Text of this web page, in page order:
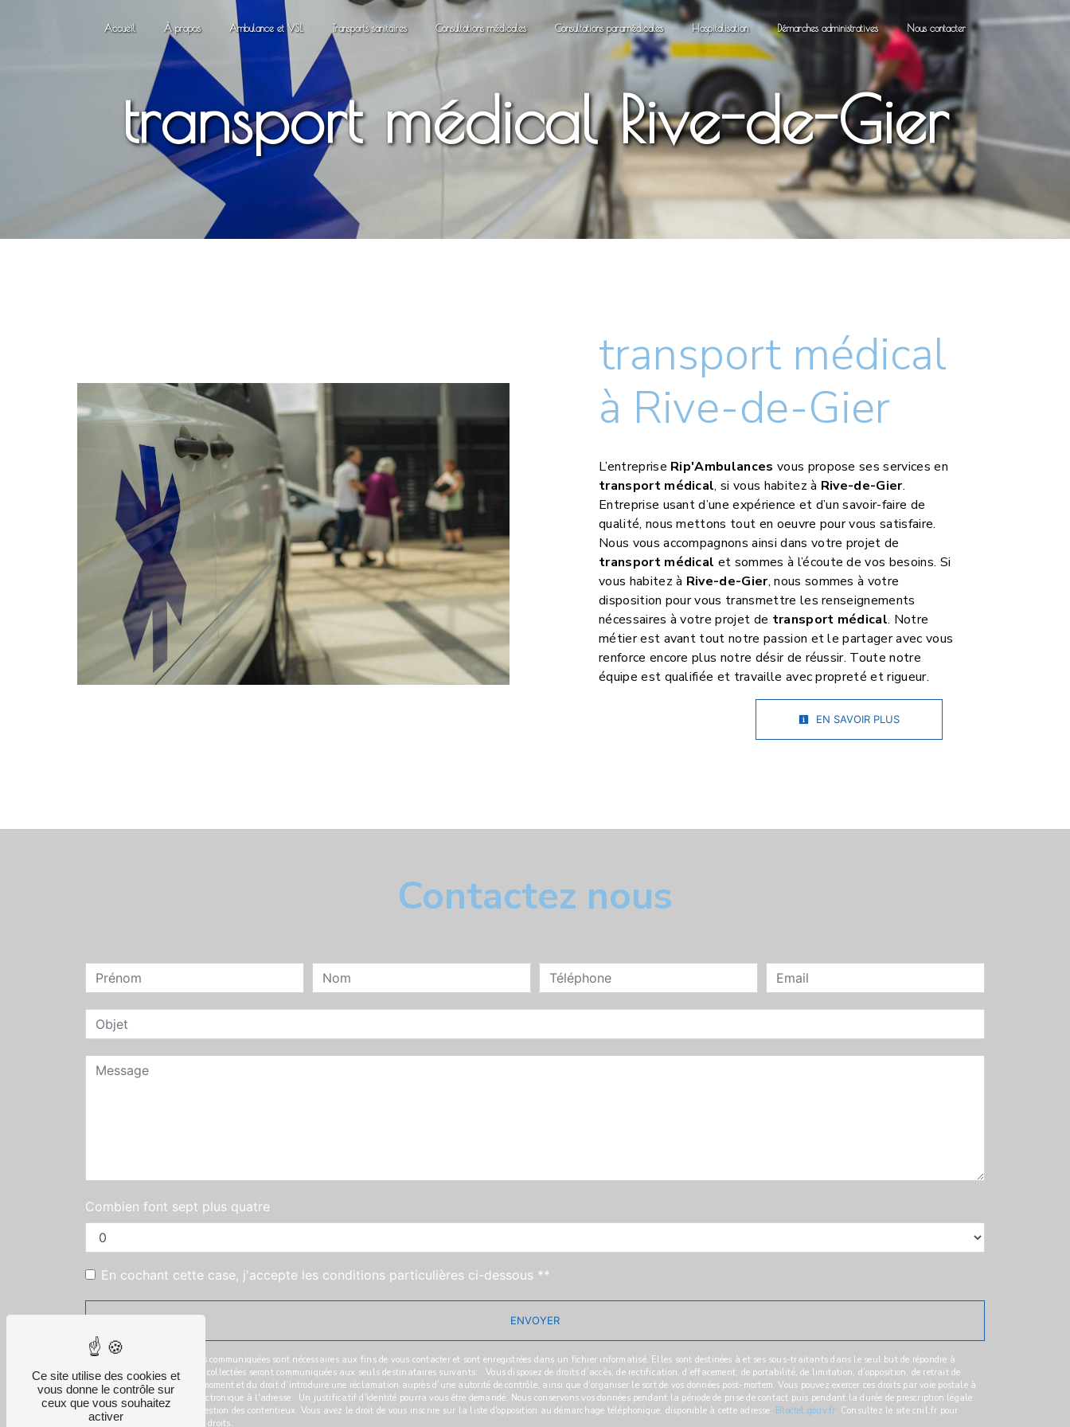
Accueil À propos Ambulance et VSL Transports sanitaires Consultations médicales Consultations paramédicales Hospitalisation Démarches administratives Nous contacter
transport médical Rive-de-Gier
transport médical
à Rive-de-Gier
L’entreprise Rip'Ambulances vous propose ses services en
transport médical, si vous habitez à Rive-de-Gier.
Entreprise usant d’une expérience et d’un savoir-faire de
qualité, nous mettons tout en oeuvre pour vous satisfaire.
Nous vous accompagnons ainsi dans votre projet de
transport médical et sommes à l’écoute de vos besoins. Si
vous habitez à Rive-de-Gier, nous sommes à votre
disposition pour vous transmettre les renseignements
nécessaires à votre projet de transport médical. Notre
métier est avant tout notre passion et le partager avec vous
renforce encore plus notre désir de réussir. Toute notre
équipe est qualifiée et travaille avec propreté et rigueur.
EN SAVOIR PLUS
Contactez nous
Combien font sept plus quatre
En cochant cette case, j'accepte les conditions particulières ci-dessous **
ENVOYER
** Les données personnelles communiquées sont nécessaires aux fins de vous contacter et sont enregistrées dans un fichier informatisé. Elles sont destinées à et ses sous-traitants dans le seul but de répondre à
votre message. Les données collectées seront communiquées aux seuls destinataires suivants: . Vous disposez de droits d’accès, de rectification, d’effacement, de portabilité, de limitation, d’opposition, de retrait de
votre consentement à tout moment et du droit d’introduire une réclamation auprès d’une autorité de contrôle, ainsi que d’organiser le sort de vos données post-mortem. Vous pouvez exercer ces droits par voie postale à
l'adresse ou par courrier électronique à l'adresse . Un justificatif d'identité pourra vous être demandé. Nous conservons vos données pendant la période de prise de contact puis pendant la durée de prescription légale
aux fins probatoires et de gestion des contentieux. Vous avez le droit de vous inscrire sur la liste d'opposition au démarchage téléphonique, disponible à cette adresse: Bloctel.gouv.fr. Consultez le site cnil.fr pour
plus d’informations sur vos droits.
Ce site utilise des cookies et
vous donne le contrôle sur
ceux que vous souhaitez
activer